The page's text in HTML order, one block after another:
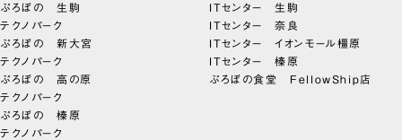
ぷろぼの 生駒
テクノパーク
ぷろぼの 新大宮
テクノパーク
ぷろぼの 高の原
テクノパーク
ぷろぼの 榛原
テクノパーク
ITセンター 生駒
ITセンター 奈良
ITセンター イオンモール橿原
ITセンター 榛原
ぷろぼの食堂 FellowShip店